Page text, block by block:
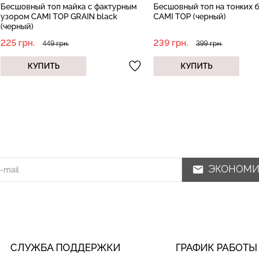
Бесшовный топ на тонких бретелях
CAMI TOP (черный)
239 грн. 399 грн.
КУПИТЬ
Бесшовный топ на
бретелях TANK TOP (черный)
185 грн. 369 грн.
КУПИТЬ
СЛУЖБА ПОДДЕРЖКИ ГРАФИК РАБОТЫ